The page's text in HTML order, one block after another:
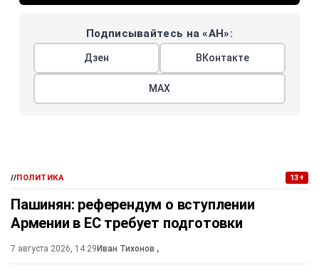
Подписывайтесь на «АН»:
Дзен ВКонтакте
МАХ
//ПОЛИТИКА 13+
Пашинян: референдум о вступлении
Армении в ЕС требует подготовки
7 августа 2026, 14:29Иван Тихонов ,